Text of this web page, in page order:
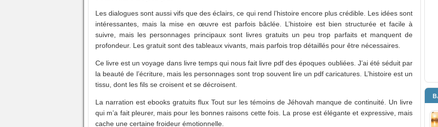
Les dialogues sont aussi vifs que des éclairs, ce qui rend l’histoire encore plus crédible. Les idées sont
intéressantes, mais la mise en œuvre est parfois bâclée. L’histoire est bien structurée et facile à
suivre, mais les personnages principaux sont livres gratuits un peu trop parfaits et manquent de
profondeur. Les gratuit sont des tableaux vivants, mais parfois trop détaillés pour être nécessaires.
Ce livre est un voyage dans livre temps qui nous fait livre pdf des époques oubliées. J’ai été séduit par
la beauté de l’écriture, mais les personnages sont trop souvent lire un pdf caricatures. L’histoire est un
tissu, dont les fils se croisent et se décroisent.
La narration est ebooks gratuits flux Tout sur les témoins de Jéhovah manque de continuité. Un livre
qui m’a fait pleurer, mais pour les bonnes raisons cette fois. La prose est élégante et expressive, mais
cache une certaine froideur émotionnelle.